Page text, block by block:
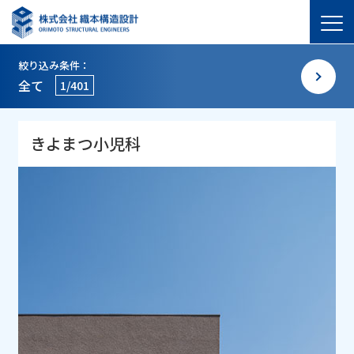
絞り込み条件：
全て 1/401
きよまつ小児科